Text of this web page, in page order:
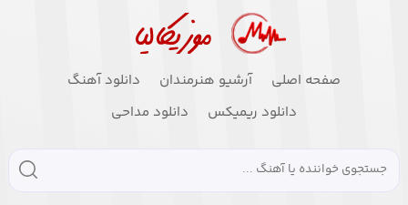
صفحه اصلی آرشیو هنرمندان
دانلود آهنگ
دانلود ریمیکس
دانلود مداحی